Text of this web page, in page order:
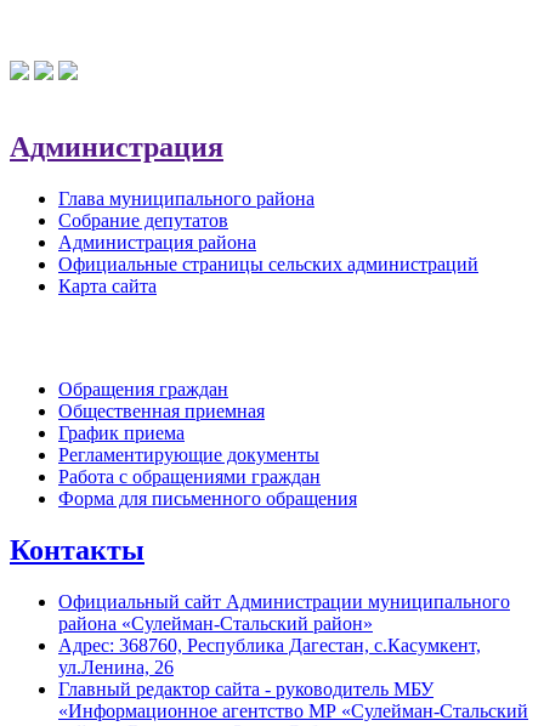
Администрация
Глава муниципального района
Собрание депутатов
Администрация района
Официальные страницы сельских администраций
Карта сайта
Обращения граждан
Общественная приемная
График приема
Регламентирующие документы
Работа с обращениями граждан
Форма для письменного обращения
Контакты
Официальный сайт Администрации муниципального
района «Сулейман-Стальский район»
Адрес: 368760, Республика Дагестан, с.Касумкент,
ул.Ленина, 26
Главный редактор сайта - руководитель МБУ
«Информационное агентство МР «Сулейман-Стальский